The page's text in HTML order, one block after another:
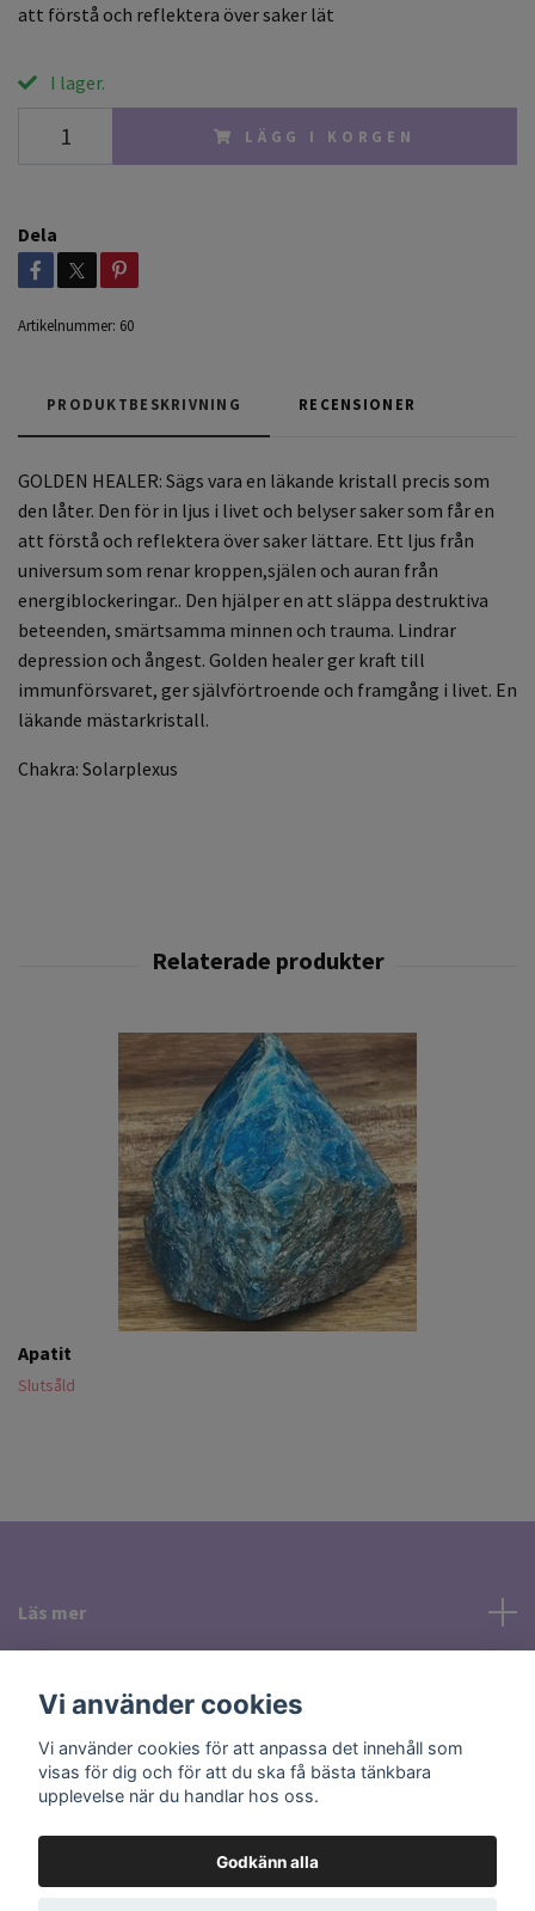
att förstå och reflektera över saker lät
I lager.
LÄGG I KORGEN
Dela
Artikelnummer: 60
PRODUKTBESKRIVNING RECENSIONER
GOLDEN HEALER: Sägs vara en läkande kristall precis som
den låter. Den för in ljus i livet och belyser saker som får en
att förstå och reflektera över saker lättare. Ett ljus från
universum som renar kroppen,själen och auran från
energiblockeringar.. Den hjälper en att släppa destruktiva
beteenden, smärtsamma minnen och trauma. Lindrar
depression och ångest. Golden healer ger kraft till
immunförsvaret, ger självförtroende och framgång i livet. En
läkande mästarkristall.
Chakra: Solarplexus
Apatit
Slutsåld
Läs mer
© 2026 Holisticcare Smycken & Kristaller i UppsalaPowered by
Vi använder cookies
Vi använder cookies för att anpassa det innehåll som
visas för dig och för att du ska få bästa tänkbara
upplevelse när du handlar hos oss.
Godkänn alla